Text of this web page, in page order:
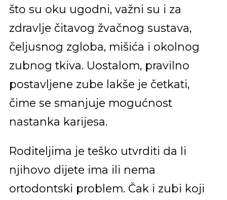
što su oku ugodni, važni su i za
zdravlje čitavog žvačnog sustava,
čeljusnog zgloba, mišića i okolnog
zubnog tkiva. Uostalom, pravilno
postavljene zube lakše je četkati,
čime se smanjuje mogućnost
nastanka karijesa.
Roditeljima je teško utvrditi da li
njihovo dijete ima ili nema
ortodontski problem. Čak i zubi koji